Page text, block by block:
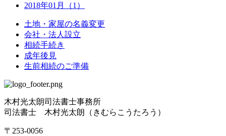
2018年01月（1）
土地・家屋の名義変更
会社・法人設立
相続手続き
成年後見
生前相続のご準備
木村光太朗司法書士事務所
司法書士 木村光太朗（きむらこうたろう）
〒253-0056